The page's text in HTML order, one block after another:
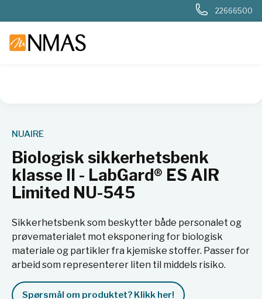
22666500
NUAIRE
Biologisk sikkerhetsbenk
klasse II - LabGard® ES AIR
Limited NU-545
Sikkerhetsbenk som beskytter både personalet og
prøvematerialet mot eksponering for biologisk
materiale og partikler fra kjemiske stoffer. Passer for
arbeid som representerer liten til middels risiko.
Spørsmål om produktet? Klikk her!